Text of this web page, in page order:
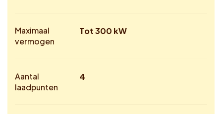
Maximaal
vermogen
Tot 300 kW
Aantal
laadpunten
4